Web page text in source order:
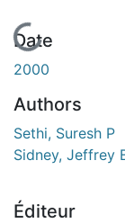
En cours de
Date
2000
Authors
Sethi, Suresh P
Sidney, Jeffrey
Éditeur